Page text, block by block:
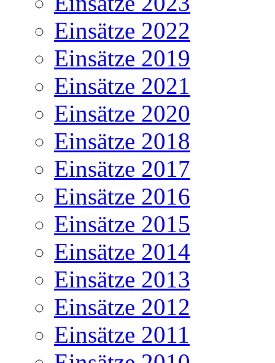
Einsätze 2022
Einsätze 2019
Einsätze 2021
Einsätze 2020
Einsätze 2018
Einsätze 2017
Einsätze 2016
Einsätze 2015
Einsätze 2014
Einsätze 2013
Einsätze 2012
Einsätze 2011